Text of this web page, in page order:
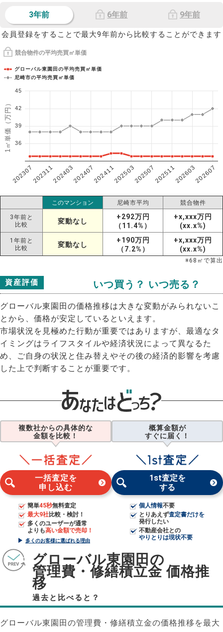
3年前 6年前 9年前
会員登録をすることで最大9年前から比較することができます
競合物件の平均売買㎡単価
1㎡単価（万円）
グローバル東園田の平均売買㎡単価
尼崎市の平均売買㎡単価
202307202311202403202407202411202503202507202511202603202607
36
39
42
45
このマンション 尼崎市平均 競合物件
3年前と
比較
変動なし
+292万円
（11.4%）
+x,xxx万円
(xx.x%)
1年前と
比較
変動なし
+190万円
（7.2%）
+x,xxx万円
(xx.x%)
※68 ㎡で算出
資産評価 いつ買う？ いつ売る？
グローバル東園田の価格推移は大きな変動がみられないこ
とから、価格が安定しているといえます。
市場状況を見極めた行動が重要ではありますが、最適なタ
イミングはライフスタイルや経済状況によって異なるた
め、ご自身の状況と住み替えやその後の経済的影響を考慮
した上で判断することが重要です。
複数社からの具体的な
金額を比較！
一括査定を
申し込む
簡単45秒無料査定
最大9社比較・検討！
多くのユーザーが通常
よりも高い金額で売却！
多くのお客様に選ばれる理由
概算金額が
すぐに届く！
1st査定を
する
個人情報不要
とりあえず査定書だけを
発行したい
不動産会社との
やりとりは現状不要
グローバル東園田の
管理費・修繕積立金 価格推
移
過去と比べると？
グローバル東園田の管理費・修繕積立金の価格推移を最大